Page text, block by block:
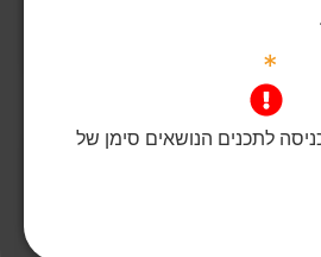
*
לתכנים הנושאים סימן של